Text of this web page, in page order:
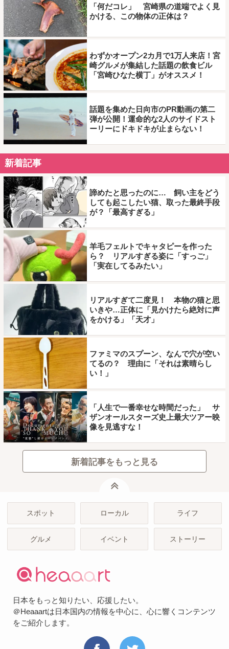
「何だコレ」 宮崎県の道端でよく見
かける、この物体の正体は？
わずかオープン2カ月で1万人来店！宮
崎グルメが集結した話題の飲食ビル
「宮崎ひなた横丁」がオススメ！
話題を集めた日向市のPR動画の第二
弾が公開！運命的な2人のサイドスト
ーリーにドキドキが止まらない！
新着記事
諦めたと思ったのに… 飼い主をどう
しても起こしたい猫、取った最終手段
が？「最高すぎる」
羊毛フェルトでキャタピーを作った
ら？ リアルすぎる姿に「すっご」
「実在してるみたい」
リアルすぎて二度見！ 本物の猫と思
いきや…正体に「見かけたら絶対に声
をかける」「天才」
ファミマのスプーン、なんで穴が空い
てるの？ 理由に「それは素晴らし
い！」
「人生で一番幸せな時間だった」 サ
ザンオールスターズ史上最大ツアー映
像を見逃すな！
新着記事をもっと見る
スポット ローカル ライフ
グルメ イベント ストーリー
日本をもっと知りたい、応援したい。
＠Heaaartは日本国内の情報を中心に、心に響くコンテンツ
をご紹介します。